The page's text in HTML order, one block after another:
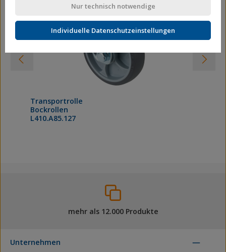
Transportrolle
Bockrollen
L410.A85.127
mehr als 12.000 Produkte
Unternehmen
Nur technisch notwendige
Individuelle Datenschutzeinstellungen